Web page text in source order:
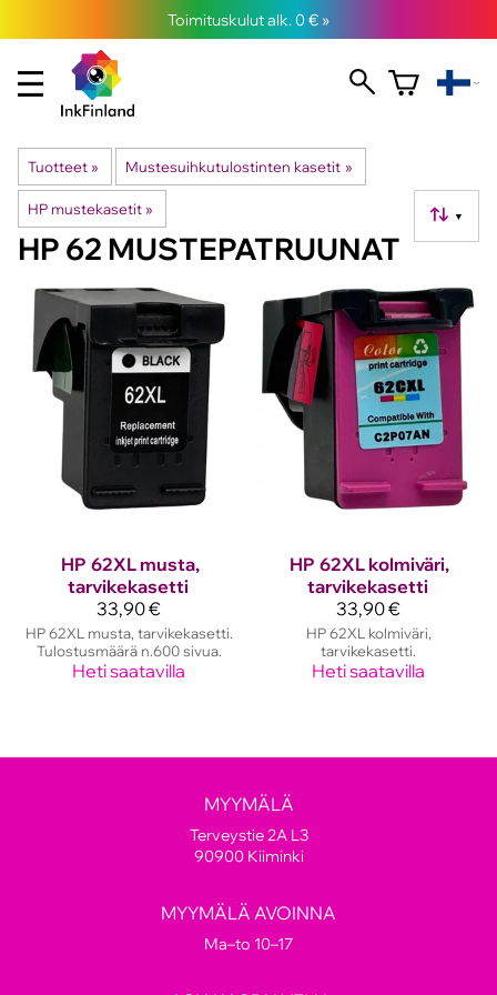
Toimituskulut alk. 0 € »
Tuotteet ‪» Mustesuihkutulostinten kasetit ‪»
HP mustekasetit ‪» ▼
HP 62 MUSTEPATRUUNAT
HP 62XL musta,
tarvikekasetti
33,90 €
HP 62XL musta, tarvikekasetti.
Tulostusmäärä n.600 sivua.
Heti saatavilla
HP 62XL kolmiväri,
tarvikekasetti
33,90 €
HP 62XL kolmiväri,
tarvikekasetti.
Heti saatavilla
MYYMÄLÄ
Terveystie 2A L3
90900 Kiiminki
MYYMÄLÄ AVOINNA
Ma–to 10–17